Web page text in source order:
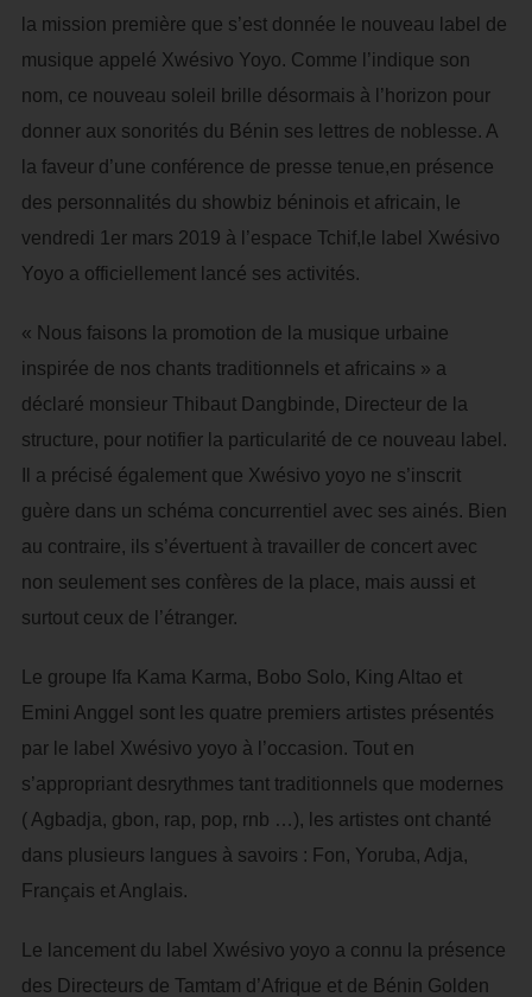
la mission première que s’est donnée le nouveau label de
musique appelé Xwésivo Yoyo. Comme l’indique son
nom, ce nouveau soleil brille désormais à l’horizon pour
donner aux sonorités du Bénin ses lettres de noblesse. A
la faveur d’une conférence de presse tenue,en présence
des personnalités du showbiz béninois et africain, le
vendredi 1er mars 2019 à l’espace Tchif,le label Xwésivo
Yoyo a officiellement lancé ses activités.
« Nous faisons la promotion de la musique urbaine
inspirée de nos chants traditionnels et africains » a
déclaré monsieur Thibaut Dangbinde, Directeur de la
structure, pour notifier la particularité de ce nouveau label.
Il a précisé également que Xwésivo yoyo ne s’inscrit
guère dans un schéma concurrentiel avec ses ainés. Bien
au contraire, ils s’évertuent à travailler de concert avec
non seulement ses confères de la place, mais aussi et
surtout ceux de l’étranger.
Le groupe Ifa Kama Karma, Bobo Solo, King Altao et
Emini Anggel sont les quatre premiers artistes présentés
par le label Xwésivo yoyo à l’occasion. Tout en
s’appropriant desrythmes tant traditionnels que modernes
( Agbadja, gbon, rap, pop, rnb …), les artistes ont chanté
dans plusieurs langues à savoirs : Fon, Yoruba, Adja,
Français et Anglais.
Le lancement du label Xwésivo yoyo a connu la présence
des Directeurs de Tamtam d’Afrique et de Bénin Golden